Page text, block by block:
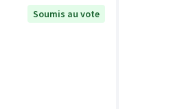
Soumis au vote